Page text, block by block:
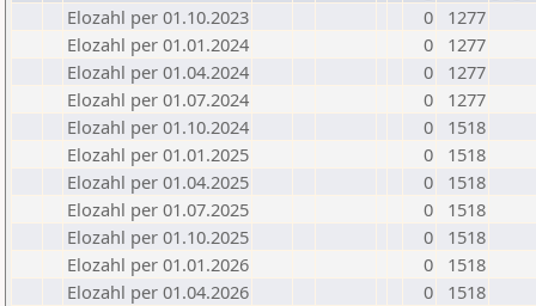
Elozahl per 01.10.2023
0
1277
Elozahl per 01.01.2024
0
1277
Elozahl per 01.04.2024
0
1277
Elozahl per 01.07.2024
0
1277
Elozahl per 01.10.2024
0
1518
Elozahl per 01.01.2025
0
1518
Elozahl per 01.04.2025
0
1518
Elozahl per 01.07.2025
0
1518
Elozahl per 01.10.2025
0
1518
Elozahl per 01.01.2026
0
1518
Elozahl per 01.04.2026
0
1518